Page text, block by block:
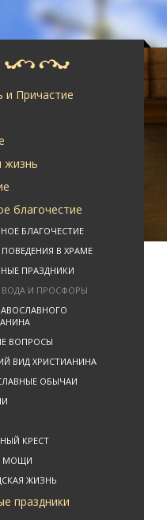
и Причастие
жизнь
благочестие
БЛАГОЧЕСТИЕ
ПОВЕДЕНИЯ В ХРАМЕ
ПРАЗДНИКИ
ВОДА И ПРОСФОРЫ
ВОПРОСЫ
ВИД ХРИСТИАНИНА
ОБЫЧАИ
КРЕСТ
МОЩИ
ЖИЗНЬ
праздники